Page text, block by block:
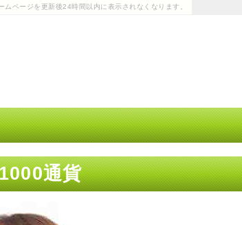
ムページを更新後24時間以内に表示されなくなります。
通貨